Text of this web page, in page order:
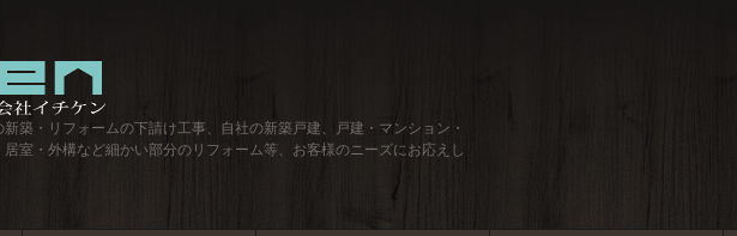
築・リフォームの下請け工事、自社の新築戸建、戸建・マンション・
室・外構など細かい部分のリフォーム等、お客様のニーズにお応えし